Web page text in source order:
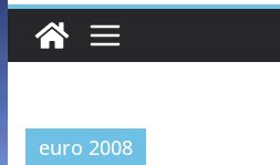
euro 2008